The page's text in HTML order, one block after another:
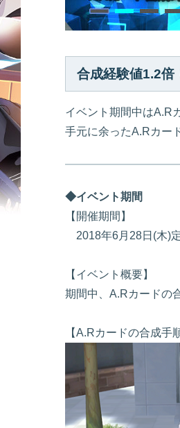
合成経験値1.2倍
イベント期間中はA.R
手元に余ったA.Rカー
◆イベント期間
【開催期間】
2018年6月28日(木)
【イベント概要】
期間中、A.Rカードの
【A.Rカードの合成手